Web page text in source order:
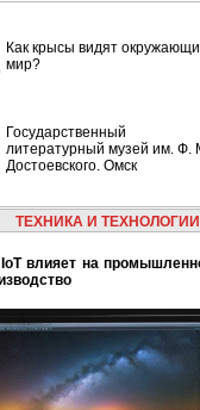
Как крысы видят
мир?
Государственный
литературный музей им. Ф.
Достоевского. Омск
ТЕХНИКА И ТЕХНОЛОГИИ